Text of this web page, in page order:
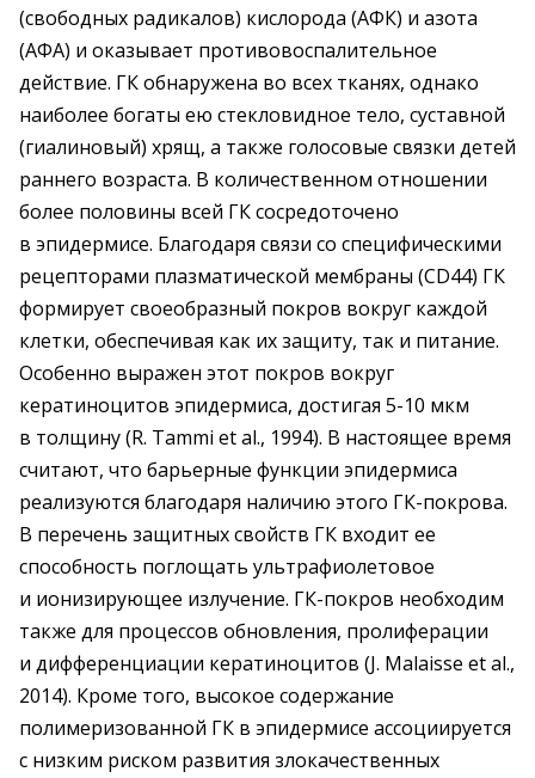
(свободных радикалов) кислорода (АФК) и азота
(АФА) и оказывает противовоспалительное
действие. ГК обнаружена во всех тканях, однако
наиболее богаты ею стекловидное тело, суставной
(гиалиновый) хрящ, а также голосовые связки детей
раннего возраста. В количественном отношении
более половины всей ГК сосредоточено
в эпидермисе. Благодаря связи со специфическими
рецепторами плазматической мембраны (CD44) ГК
формирует своеобразный покров вокруг каждой
клетки, обеспечивая как их защиту, так и питание.
Особенно выражен этот покров вокруг
кератиноцитов эпидермиса, достигая 5-10 мкм
в толщину (R. Tammi et al., 1994). В настоящее время
считают, что барьерные функции эпидермиса
реализуются благодаря наличию этого ГК-покрова.
В перечень защитных свойств ГК входит ее
способность поглощать ультрафиолетовое
и ионизирующее излучение. ГК-покров необходим
также для процессов обновления, пролиферации
и дифференциации кератиноцитов (J. Malaisse et al.,
2014). Кроме того, высокое содержание
полимеризованной ГК в эпидермисе ассоциируется
с низким риском развития злокачественных